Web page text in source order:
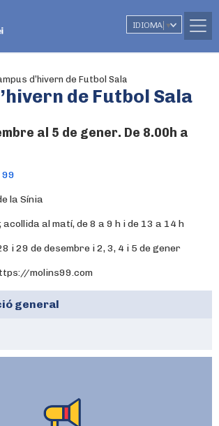
IDIOMA ▼
d’hivern de Futbol Sala
de Futbol Sala
al 5 de gener. De 8.00h a
99
la Sínia
al matí, de 8 a 9 h i de 13 a 14 h
i 29 de desembre i 2, 3, 4 i 5 de gener
molins99.com
general